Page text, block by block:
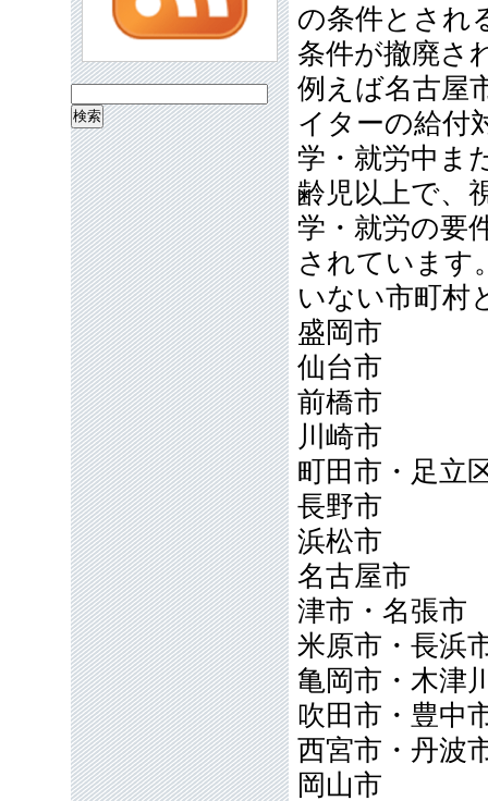
の条件とされ
条件が撤廃さ
例えば名古屋
イターの給付
学・就労中ま
齢児以上で、
学・就労の要
されています
いない市町村
盛岡市
仙台市
前橋市
川崎市
町田市・足立
長野市
浜松市
名古屋市
津市・名張市
米原市・長浜
亀岡市・木津
吹田市・豊中
西宮市・丹波
岡山市
索: